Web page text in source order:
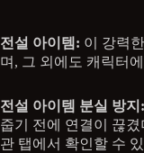
전설 아이템: 이 강력
며, 그 외에도 캐릭터
전설 아이템 분실 방지:
줍기 전에 연결이 끊
관 탭에서 확인할 수